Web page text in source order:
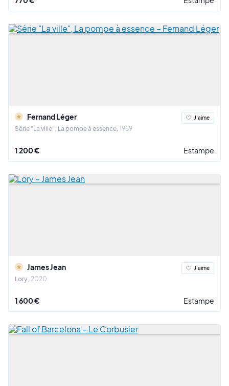
Fernand Léger
Série "La ville", La pompe à essence 1959
J'aime
1 200 € Estampe
James Jean
Lory 2020
J'aime
1 600 € Estampe